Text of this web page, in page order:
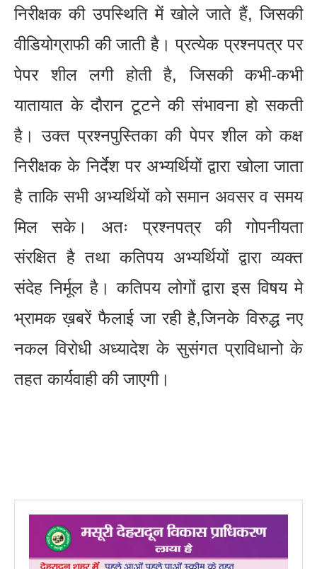
निरीक्षक की उपस्थिति में खोले जाते हैं, जिसकी
वीडियोग्राफी की जाती है। प्रत्येक प्रश्नपत्र पर
पेपर शील लगी होती है, जिसकी कभी-कभी
यातायात के दौरान टूटने की संभावना हो सकती
है। उक्त प्रश्नपुस्तिका की पेपर शील को कक्ष
निरीक्षक के निर्देश पर अभ्यर्थियों द्वारा खोला जाता
है ताकि सभी अभ्यर्थियों को समान अवसर व समय
मिल सके। अतः प्रश्नपत्र की गोपनीयता
संरक्षित है तथा कतिपय अभ्यर्थियों द्वारा व्यक्त
संदेह निर्मूल है। कतिपय लोगों द्वारा इस विषय मे
भ्रामक ख़बरें फैलाई जा रही है,जिनके विरुद्ध नए
नकल विरोधी अध्यादेश के सुसंगत प्राविधानो के
तहत कार्यवाही की जाएगी।